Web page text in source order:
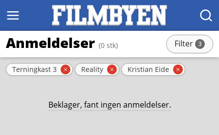
MENY SØK
Anmeldelser (0 stk) Filter 3stk
Aktive filter
Terningkast 3 Fjern filter
Reality Fjern filter
Kristian Eide Fjern
Beklager, fant ingen anmeldelser.